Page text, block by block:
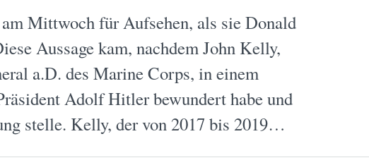
Mittwoch für Aufsehen, als sie Donald
Aussage kam, nachdem John Kelly,
a.D. des Marine Corps, in einem
Adolf Hitler bewundert habe und
stelle. Kelly, der von 2017 bis 2019…